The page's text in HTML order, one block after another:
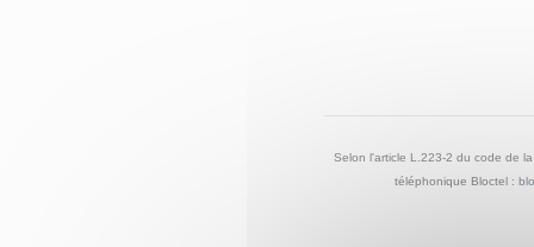
Selon l'article L.223-2 du code de
téléphonique Bloctel :